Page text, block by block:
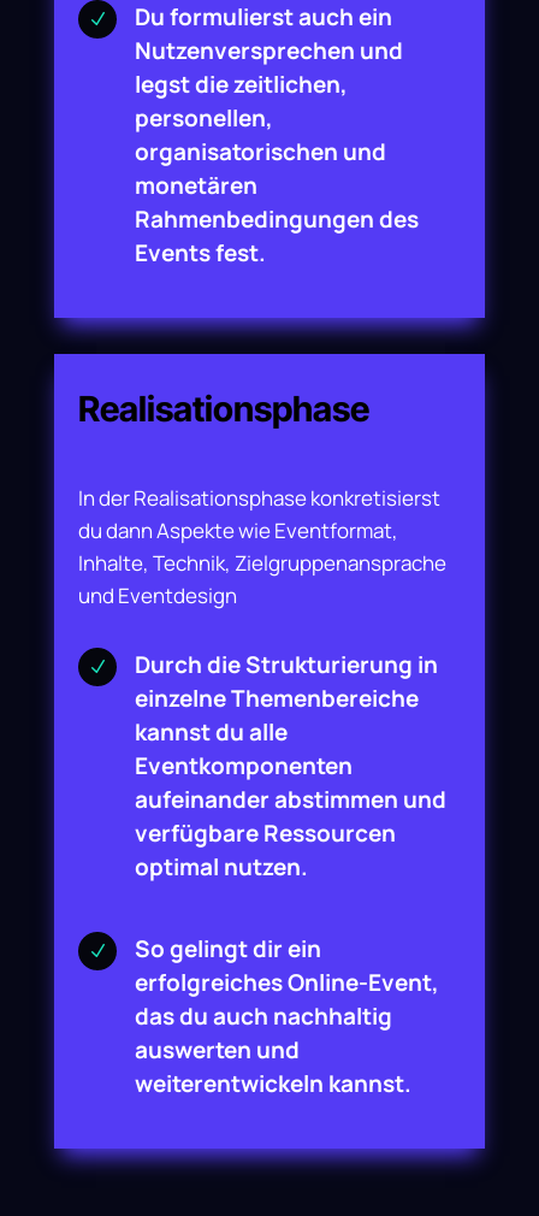
N
Du formulierst auch ein
Nutzenversprechen und
legst die zeitlichen,
personellen,
organisatorischen und
monetären
Rahmenbedingungen des
Events fest.
Realisationsphase
In der Realisationsphase konkretisierst
du dann Aspekte wie Eventformat,
Inhalte, Technik, Zielgruppenansprache
und Eventdesign
N
Durch die Strukturierung in
einzelne Themenbereiche
kannst du alle
Eventkomponenten
aufeinander abstimmen und
verfügbare Ressourcen
optimal nutzen.
N
So gelingt dir ein
erfolgreiches Online-Event,
das du auch nachhaltig
auswerten und
weiterentwickeln kannst.